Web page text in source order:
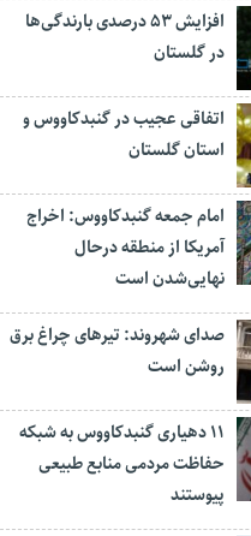
افزایش ۵۳ درصدی بارندگی‌ها
در گلستان
اتفاقی عجیب در‌ گنبدکاووس و
استان گلستان
امام جمعه گنبدکاووس: اخراج
آمریکا از منطقه درحال
نهایی‌شدن است
صدای شهروند: تیرهای چراغ برق
روشن است
۱۱ دهیاری گنبدکاووس به شبکه
حفاظت مردمی منابع طبیعی
پیوستند